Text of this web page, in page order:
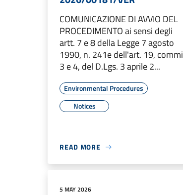
COMUNICAZIONE DI AVVIO DEL
PROCEDIMENTO ai sensi degli
artt. 7 e 8 della Legge 7 agosto
1990, n. 241e dell'art. 19, commi
3 e 4, del D.Lgs. 3 aprile 2...
Environmental Procedures
Notices
READ MORE
5 MAY 2026